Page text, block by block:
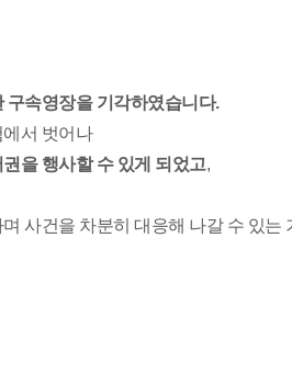
구속영장을 기각하였습니다.
서 벗어나
을 행사할 수 있게 되었고,
사건을 차분히 대응해 나갈 수 있는